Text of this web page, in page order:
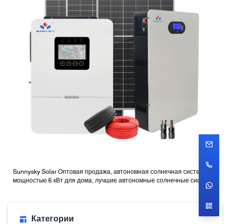
Sunnysky Solar Оптовая продажа, автономная солнечная система
мощностью 6 кВт для дома, лучшие автономные солнечные системы
Категории